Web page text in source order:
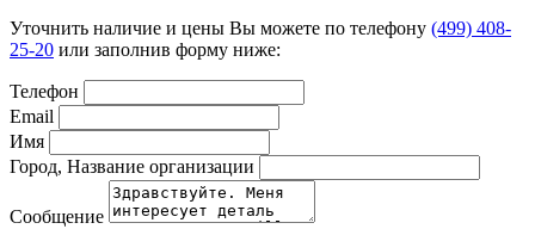
Уточнить наличие и цены Вы можете по телефону (499) 408-
25-20 или заполнив форму ниже:
Телефон
Email
Имя
Город, Название организации
Сообщение